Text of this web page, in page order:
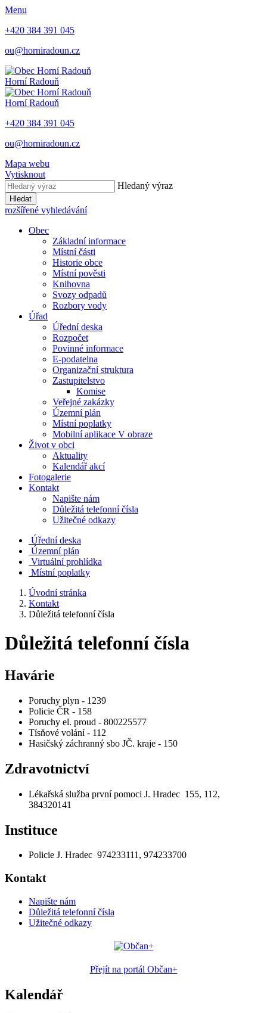
Menu
+420 384 391 045
ou@horniradoun.cz
Horní Radouň
Horní Radouň
+420 384 391 045
ou@horniradoun.cz
Mapa webu
Vytisknout
Hledaný výraz
Hledat
rozšířené vyhledávání
Obec
Základní informace
Místní části
Historie obce
Místní pověsti
Knihovna
Svozy odpadů
Rozbory vody
Úřad
Úřední deska
Rozpočet
Povinné informace
E-podatelna
Organizační struktura
Zastupitelstvo
Komise
Veřejné zakázky
Územní plán
Místní poplatky
Mobilní aplikace V obraze
Život v obci
Aktuality
Kalendář akcí
Fotogalerie
Kontakt
Napište nám
Důležitá telefonní čísla
Užitečné odkazy
Úřední deska
Územní plán
Virtuální prohlídka
Místní poplatky
Úvodní stránka
Kontakt
Důležitá telefonní čísla
Důležitá telefonní čísla
Havárie
Poruchy plyn - 1239
Policie ČR - 158
Poruchy el. proud - 800225577
Tísňové volání - 112
Hasičský záchranný sbo JČ. kraje - 150
Zdravotnictví
Lékařská služba první pomoci J. Hradec 155, 112,
384320141
Instituce
Policie J. Hradec 974233111, 974233700
Kontakt
Napište nám
Důležitá telefonní čísla
Užitečné odkazy
Přejít na portál Občan+
Kalendář